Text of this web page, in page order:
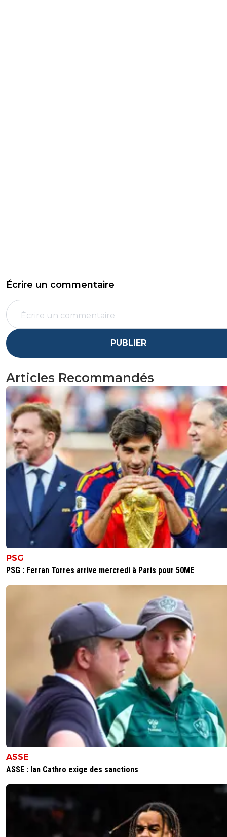
Écrire un commentaire
PUBLIER
Articles Recommandés
PSG
PSG : Ferran Torres arrive mercredi à Paris pour 50ME
ASSE
ASSE : Ian Cathro exige des sanctions